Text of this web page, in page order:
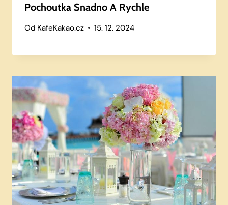
Pochoutka Snadno A Rychle
Od KafeKakao.cz 15. 12. 2024